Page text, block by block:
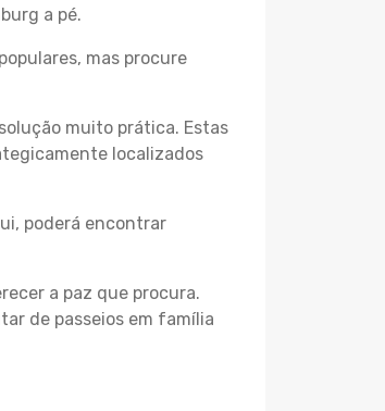
a pé.
mas procure
muito prática. Estas
localizados
poderá encontrar
a paz que procura.
de passeios em família